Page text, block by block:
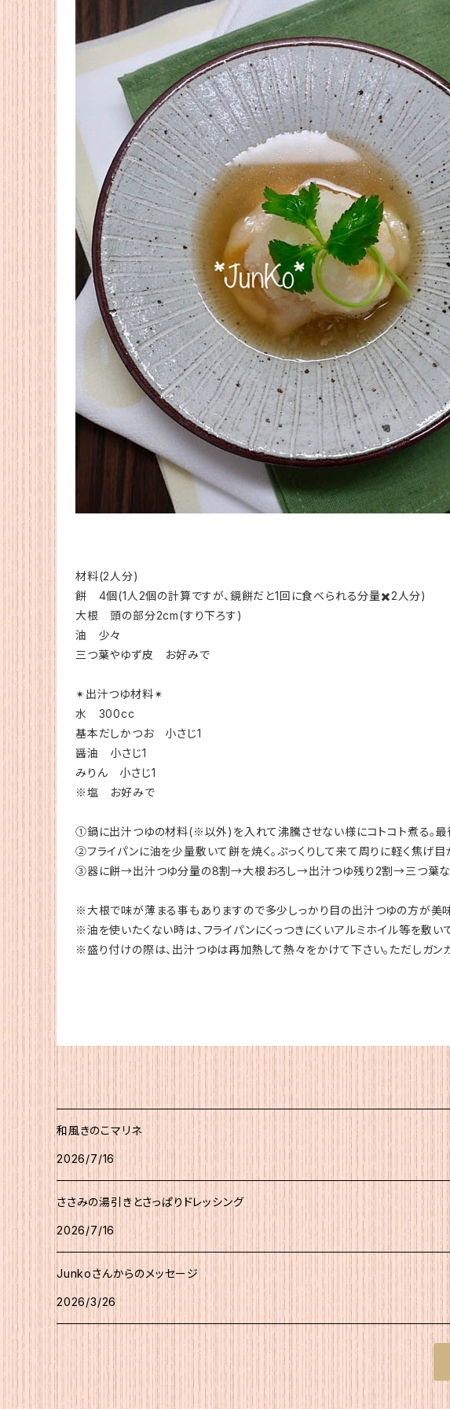
材料(2人分)
餅 4個(1人2個の計算ですが、鏡餅だと1回に食べられる分量✖️2人分)
大根 頭の部分2cm(すり下ろす)
油 少々
三つ葉やゆず皮 お好みで
✴︎出汁つゆ材料✴︎
水 300cc
基本だしかつお 小さじ1
醤油 小さじ1
みりん 小さじ1
※塩 お好みで
①鍋に出汁つゆの材料(※以外)を入れて沸騰させない様にコトコト煮る。最
②フライパンに油を少量敷いて餅を焼く。ぷっくりして来て周りに軽く焦げ目
③器に餅→出汁つゆ分量の8割→大根おろし→出汁つゆ残り2割→三つ葉な
※大根で味が薄まる事もありますので多少しっかり目の出汁つゆの方が美味
※油を使いたくない時は、フライパンにくっつきにくいアルミホイル等を敷い
※盛り付けの際は、出汁つゆは再加熱して熱々をかけて下さい。ただしガン
和風きのこマリネ
2026/7/16
ささみの湯引きとさっぱりドレッシング
2026/7/16
Junkoさんからのメッセージ
2026/3/26